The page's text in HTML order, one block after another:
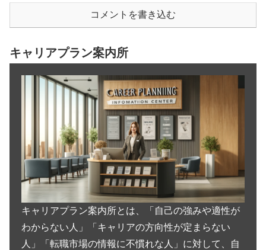
コメントを書き込む
キャリアプラン案内所
キャリアプラン案内所とは、「自己の強みや適性が
わからない人」「キャリアの方向性が定まらない
人」「転職市場の情報に不慣れな人」に対して、自